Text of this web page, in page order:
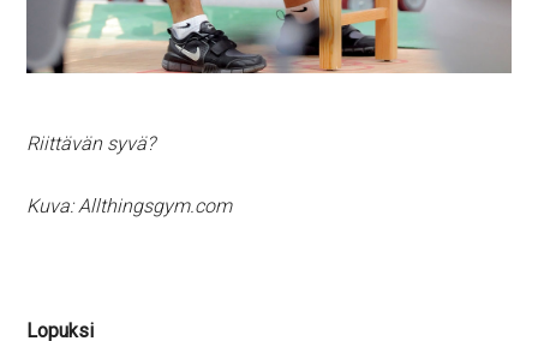
Riittävän syvä?
Kuva: Allthingsgym.com
Lopuksi